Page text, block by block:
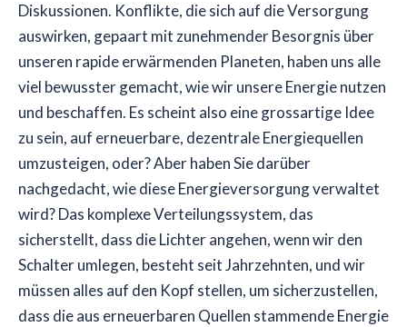
Diskussionen. Konflikte, die sich auf die Versorgung
auswirken, gepaart mit zunehmender Besorgnis über
unseren rapide erwärmenden Planeten, haben uns alle
viel bewusster gemacht, wie wir unsere Energie nutzen
und beschaffen. Es scheint also eine grossartige Idee
zu sein, auf erneuerbare, dezentrale Energiequellen
umzusteigen, oder? Aber haben Sie darüber
nachgedacht, wie diese Energieversorgung verwaltet
wird? Das komplexe Verteilungssystem, das
sicherstellt, dass die Lichter angehen, wenn wir den
Schalter umlegen, besteht seit Jahrzehnten, und wir
müssen alles auf den Kopf stellen, um sicherzustellen,
dass die aus erneuerbaren Quellen stammende Energie